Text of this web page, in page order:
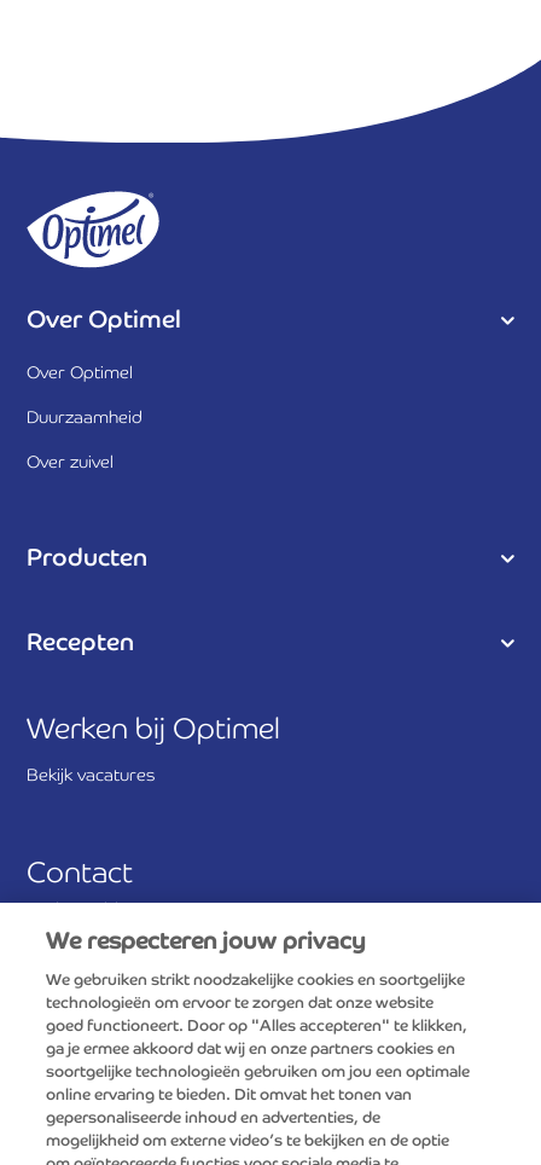
Over Optimel
Over Optimel
Duurzaamheid
Over zuivel
Producten
Recepten
Werken bij Optimel
Bekijk vacatures
Contact
Veelgestelde vragen
Antwoordnummer 390
3800 VB Amersfoort
Consumentenservice FrieslandCampina
0800-0765
We respecteren jouw privacy
We gebruiken strikt noodzakelijke cookies en soortgelijke
technologieën om ervoor te zorgen dat onze website
goed functioneert. Door op "Alles accepteren" te klikken,
ga je ermee akkoord dat wij en onze partners cookies en
soortgelijke technologieën gebruiken om jou een optimale
online ervaring te bieden. Dit omvat het tonen van
gepersonaliseerde inhoud en advertenties, de
mogelijkheid om externe video’s te bekijken en de optie